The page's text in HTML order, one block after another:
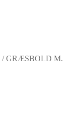
/GRÆSBOLD M.